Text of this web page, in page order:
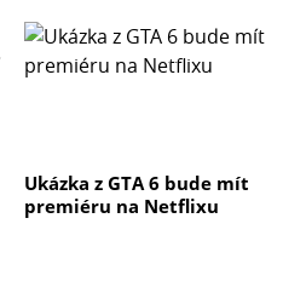
Ukázka z GTA 6 bude mít
premiéru na Netflixu